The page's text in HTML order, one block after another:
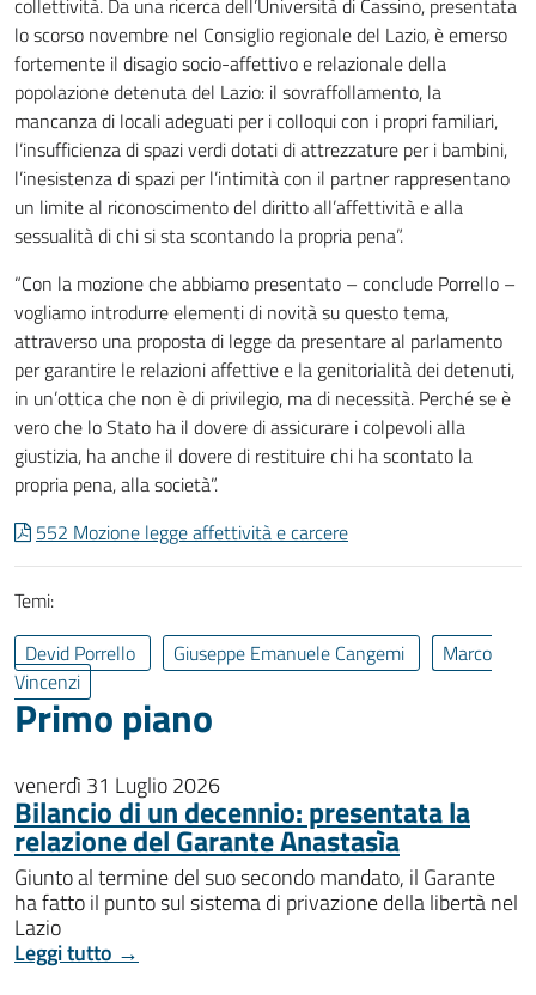
collettività. Da una ricerca dell’Università di Cassino, presentata
lo scorso novembre nel Consiglio regionale del Lazio, è emerso
fortemente il disagio socio-affettivo e relazionale della
popolazione detenuta del Lazio: il sovraffollamento, la
mancanza di locali adeguati per i colloqui con i propri familiari,
l’insufficienza di spazi verdi dotati di attrezzature per i bambini,
l’inesistenza di spazi per l’intimità con il partner rappresentano
un limite al riconoscimento del diritto all’affettività e alla
sessualità di chi si sta scontando la propria pena”.
“Con la mozione che abbiamo presentato – conclude Porrello –
vogliamo introdurre elementi di novità su questo tema,
attraverso una proposta di legge da presentare al parlamento
per garantire le relazioni affettive e la genitorialità dei detenuti,
in un’ottica che non è di privilegio, ma di necessità. Perché se è
vero che lo Stato ha il dovere di assicurare i colpevoli alla
giustizia, ha anche il dovere di restituire chi ha scontato la
propria pena, alla società”.
552 Mozione legge affettività e carcere
Temi:
Devid Porrello
Giuseppe Emanuele Cangemi
Marco
Vincenzi
Primo piano
venerdì 31 Luglio 2026
Bilancio di un decennio: presentata la
relazione del Garante Anastasìa
Giunto al termine del suo secondo mandato, il Garante
ha fatto il punto sul sistema di privazione della libertà nel
Lazio
Leggi tutto →